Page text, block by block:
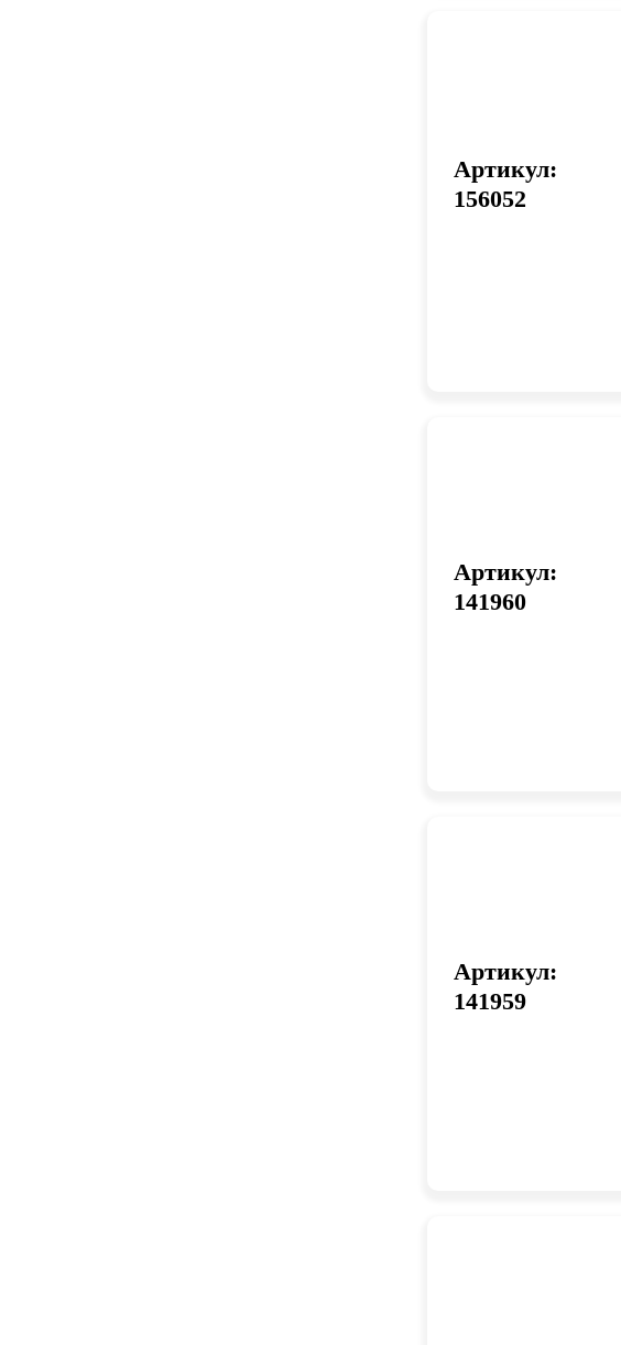
Артикул:
156052
Артикул:
141960
Артикул:
141959